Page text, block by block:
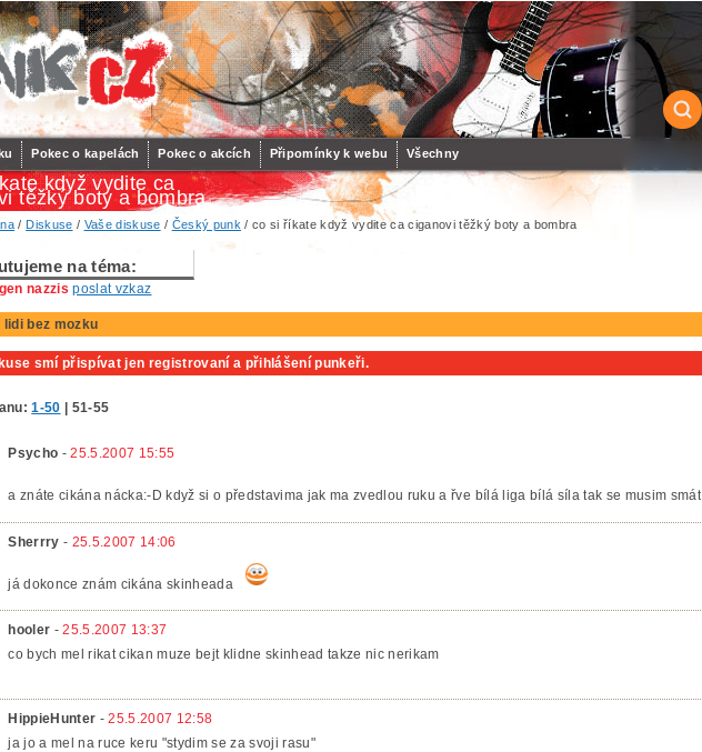
Pokec o kapelách Pokec o akcích Připomínky k webu Všechny
když vydite ca
těžký boty a bombra
/ Diskuse / Vaše diskuse / Český punk / co si říkate když vydite ca ciganovi těžký boty a bombra
na téma:
nazzis poslat vzkaz
lidi bez mozku
smí přispívat jen registrovaní a přihlášení punkeři.
1-50 | 51-55
Psycho -25.5.2007 15:55
a znáte cikána nácka:-D když si o představima jak ma zvedlou ruku a řve bílá liga bílá síla tak se musim smát
Sherrry - 25.5.2007 14:06
já dokonce znám cikána skinheada
hooler -25.5.2007 13:37
co bych mel rikat cikan muze bejt klidne skinhead takze nic nerikam
HippieHunter -25.5.2007 12:58
ja jo a mel na ruce keru "stydim se za svoji rasu"